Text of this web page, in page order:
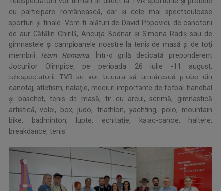
cu participare românească, dar şi cele mai spectaculoase
sporturi şi finale. Vom fi alături de David Popovici, de canotorii
de aur Cătălin Chirilă, Ancuţa Bodnar şi Simona Radiş sau de
gimnastele şi campioanele noastre la tenis de masă şi de toţi
membrii
Team Romania. Într-o grilă dedicată preponderent
Jocurilor Olimpice, pe perioada 26 iulie -11 august,
telespectatorii TVR se vor bucura să urmărescă probe din
canotaj, atletism, nataţie, meciuri importante de fotbal, handbal
şi baschet, tenis de masă, tir cu arcul, scrimă, gimnastică
artistică, volei, box, judo, triathlon, yachting, polo, mountain
bike, badminton, lupte, echitaţie, kaiac-canoe, haltere,
breakdance, tenis.